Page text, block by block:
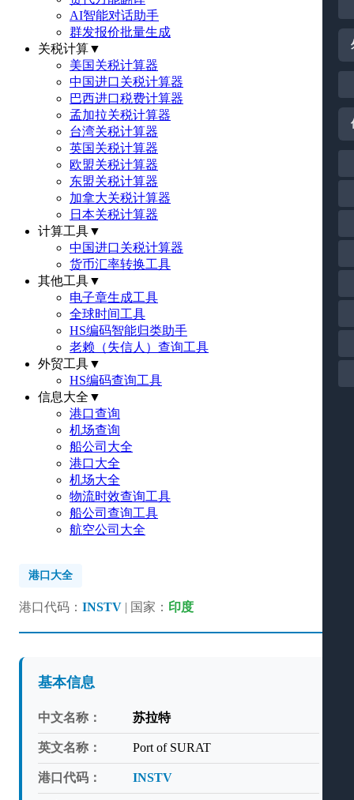
AI智能对话助手
群发报价批量生成
关税计算▼
美国关税计算器
中国进口关税计算器
巴西进口税费计算器
孟加拉关税计算器
台湾关税计算器
英国关税计算器
欧盟关税计算器
东盟关税计算器
加拿大关税计算器
日本关税计算器
计算工具▼
中国进口关税计算器
货币汇率转换工具
其他工具▼
电子章生成工具
全球时间工具
HS编码智能归类助手
老赖（失信人）查询工具
外贸工具▼
HS编码查询工具
信息大全 ▼
港口查询
机场查询
船公司大全
港口大全
机场大全
物流时效查询工具
船公司查询工具
航空公司大全
港口大全
港口代码： INSTV | 国家： 印度
基本信息
中文名称： 苏拉特
英文名称： Port of SURAT
港口代码： INSTV